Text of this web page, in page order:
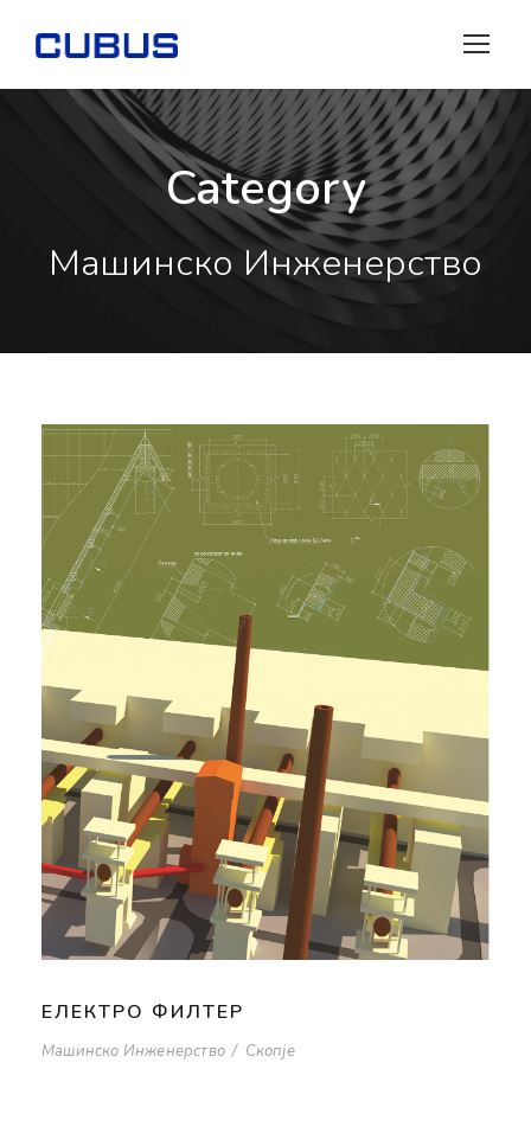
Category
Машинско Инженерство
ЕЛЕКТРО ФИЛТЕР
Машинско Инженерство / Скопје